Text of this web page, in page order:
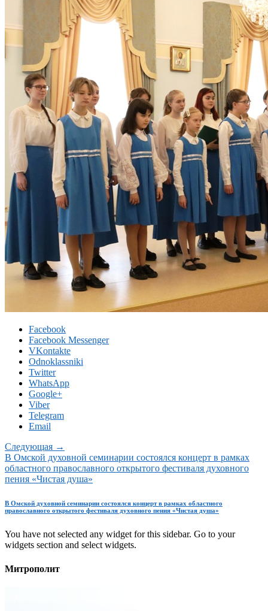
Facebook
Facebook Messenger
VKontakte
Odnoklassniki
Twitter
WhatsApp
Google+
Viber
Telegram
Email
Следующая →
В Омской духовной семинарии состоялся концерт в рамках
областного православного открытого фестиваля духовного
пения «Чистая душа»
В Омской духовной семинарии состоялся концерт в рамках областного
православного открытого фестиваля духовного пения «Чистая душа»
You have not selected any widget for this sidebar. Go to your
widgets section and select widgets.
Митрополит